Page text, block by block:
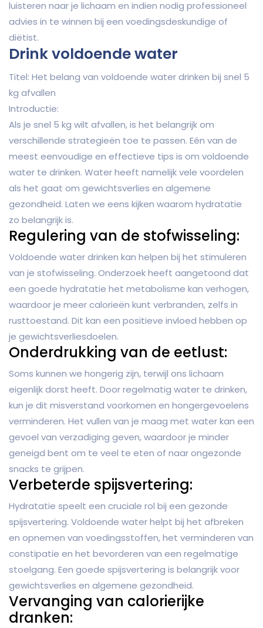
luisteren naar je lichaam en indien nodig professioneel
advies in te winnen bij een voedingsdeskundige of
diëtist.
Drink voldoende water
Titel: Het belang van voldoende water drinken bij snel 5
kg afvallen
Introductie:
Als je snel 5 kg wilt afvallen, is het belangrijk om
verschillende strategieën toe te passen. Eén van de
meest eenvoudige en effectieve tips is om voldoende
water te drinken. Water heeft namelijk vele voordelen
als het gaat om gewichtsverlies en algemene
gezondheid. Laten we eens kijken waarom hydratatie
zo belangrijk is.
Regulering van de stofwisseling:
Voldoende water drinken kan helpen bij het stimuleren
van je stofwisseling. Onderzoek heeft aangetoond dat
een goede hydratatie het metabolisme kan verhogen,
waardoor je meer calorieën kunt verbranden, zelfs in
rusttoestand. Dit kan een positieve invloed hebben op
je gewichtsverliesdoelen.
Onderdrukking van de eetlust:
Soms kunnen we hongerig zijn, terwijl ons lichaam
eigenlijk dorst heeft. Door regelmatig water te drinken,
kun je dit misverstand voorkomen en hongergevoelens
verminderen. Het vullen van je maag met water kan een
gevoel van verzadiging geven, waardoor je minder
geneigd bent om te veel te eten of naar ongezonde
snacks te grijpen.
Verbeterde spijsvertering:
Hydratatie speelt een cruciale rol bij een gezonde
spijsvertering. Voldoende water helpt bij het afbreken
en opnemen van voedingsstoffen, het verminderen van
constipatie en het bevorderen van een regelmatige
stoelgang. Een goede spijsvertering is belangrijk voor
gewichtsverlies en algemene gezondheid.
Vervanging van calorierijke
dranken: